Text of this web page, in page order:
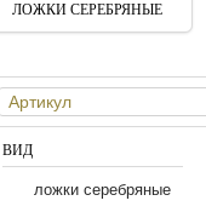
ЛОЖКИ СЕРЕБРЯНЫЕ
ВИД
ложки серебряные